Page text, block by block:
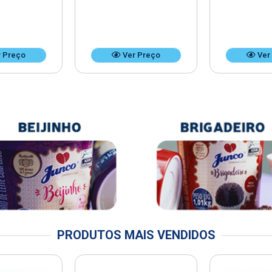
Preço Ver Preço
PRODUTOS MAIS VENDIDOS